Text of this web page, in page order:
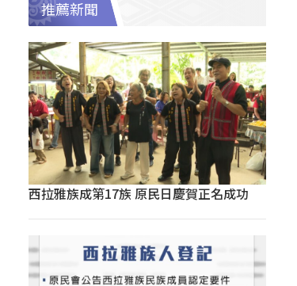
推薦新聞
西拉雅族成第17族 原民日慶賀正名成功